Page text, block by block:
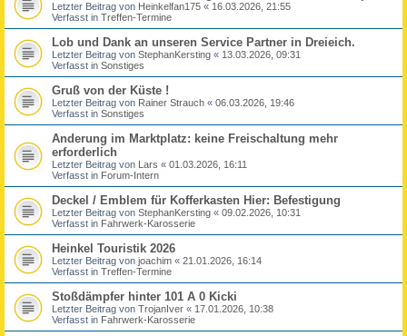
Letzter Beitrag von Heinkelfan175 « 16.03.2026, 21:55
Verfasst in Treffen-Termine
Lob und Dank an unseren Service Partner in Dreieich.
Letzter Beitrag von StephanKersting « 13.03.2026, 09:31
Verfasst in Sonstiges
Gruß von der Küste !
Letzter Beitrag von Rainer Strauch « 06.03.2026, 19:46
Verfasst in Sonstiges
Anderung im Marktplatz: keine Freischaltung mehr
erforderlich
Letzter Beitrag von Lars « 01.03.2026, 16:11
Verfasst in Forum-Intern
Deckel / Emblem für Kofferkasten Hier: Befestigung
Letzter Beitrag von StephanKersting « 09.02.2026, 10:31
Verfasst in Fahrwerk-Karosserie
Heinkel Touristik 2026
Letzter Beitrag von joachim « 21.01.2026, 16:14
Verfasst in Treffen-Termine
Stoßdämpfer hinter 101 A 0 Kicki
Letzter Beitrag von TrojanIver « 17.01.2026, 10:38
Verfasst in Fahrwerk-Karosserie